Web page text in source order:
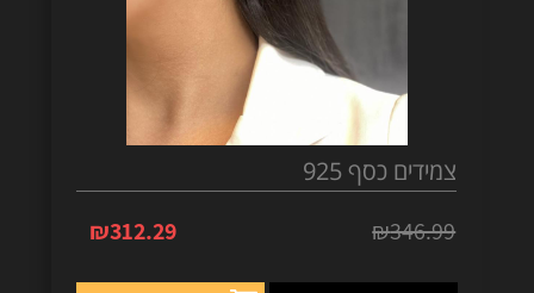
צמידים כסף 925
₪346.99
₪312.29